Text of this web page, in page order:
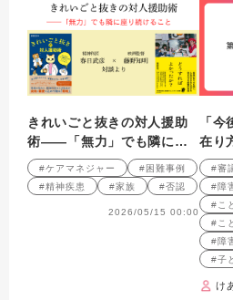
きれいごと抜きの対人援助
術――「無力」でも隣に座
り続けること 精神科医・
春日武彦×映画監督・藤野知
明 対談より
#ケアマネジャー
#困難事例
#精神疾患
#家族 #否認
2026/05/15 00:00
「
在り
書」
ども
設な
#審
#障
#こ
#こ
#障
#子
け